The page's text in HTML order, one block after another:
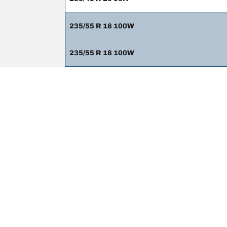
235/55 R 18 100W
235/55 R 18 100W